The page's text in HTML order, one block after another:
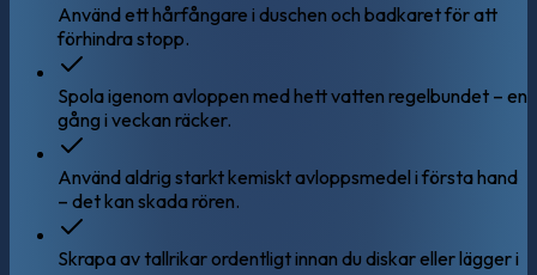
Använd ett hårfångare i duschen och badkaret för att
förhindra stopp.
Spola igenom avloppen med hett vatten regelbundet – en
gång i veckan räcker.
Använd aldrig starkt kemiskt avloppsmedel i första hand
– det kan skada rören.
Skrapa av tallrikar ordentligt innan du diskar eller lägger i